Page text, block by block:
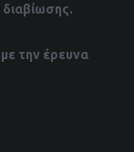
την έρευνα